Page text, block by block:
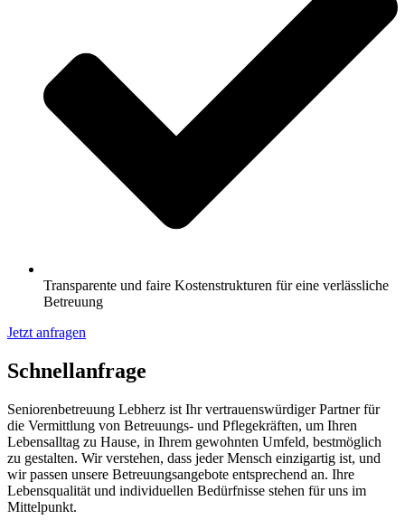
Transparente und faire Kostenstrukturen für eine verlässliche
Betreuung
Jetzt anfragen
Schnell­anfrage
Seniorenbetreuung Lebherz ist Ihr vertrauenswürdiger Partner für
die Vermittlung von Betreuungs- und Pflegekräften, um Ihren
Lebensalltag zu Hause, in Ihrem gewohnten Umfeld, bestmöglich
zu gestalten. Wir verstehen, dass jeder Mensch einzigartig ist, und
wir passen unsere Betreuungsangebote entsprechend an. Ihre
Lebensqualität und individuellen Bedürfnisse stehen für uns im
Mittelpunkt.